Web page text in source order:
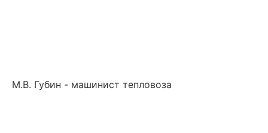
М.В. Губин - машинист тепловоза